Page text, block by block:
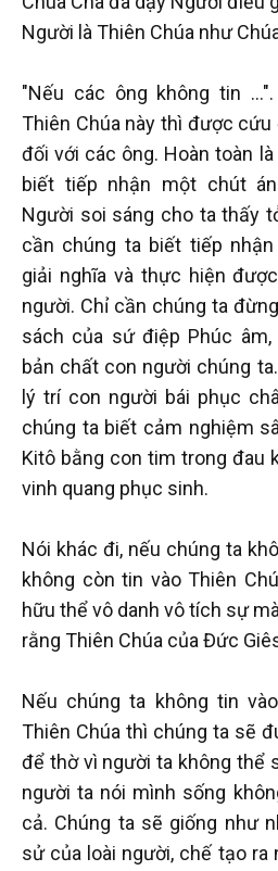
Người là Thiên Chúa như
"Nếu các ông không tin
Thiên Chúa này thì được
đối với các ông. Hoàn toàn
biết tiếp nhận một chút
Người soi sáng cho ta thấy
cần chúng ta biết tiếp
giải nghĩa và thực hiện
người. Chỉ cần chúng ta
sách của sứ điệp Phúc
bản chất con người chúng
lý trí con người bái phục
chúng ta biết cảm nghiệm
Kitô bằng con tim trong đau
vinh quang phục sinh.
Nói khác đi, nếu chúng ta
không còn tin vào Thiên
hữu thể vô danh vô tích sự
rằng Thiên Chúa của Đức
Nếu chúng ta không tin
Thiên Chúa thì chúng ta sẽ
để thờ vì người ta không thể
người ta nói mình sống
cả. Chúng ta sẽ giống như
sử của loài người, chế tạo ra